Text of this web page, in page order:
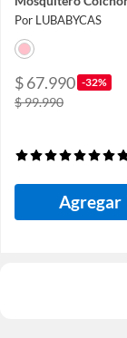
Por LUBABYCAS
$ 67.990 -32%
$ 99.990
Agregar